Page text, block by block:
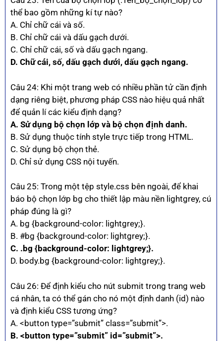
thể bao gồm những kí tự nào?
A. Chỉ chữ cái và số.
B. Chỉ chữ cái và dấu gạch dưới.
C. Chỉ chữ cái, số và dấu gạch ngang.
D. Chữ cái, số, dấu gạch dưới, dấu gạch ngang.
Câu 24: Khi một trang web có nhiều phần tử cần định
dạng riêng biệt, phương pháp CSS nào hiệu quả nhất
để quản lí các kiểu định dạng?
A. Sử dụng bộ chọn lớp và bộ chọn định danh.
B. Sử dụng thuộc tính style trực tiếp trong HTML.
C. Sử dụng bộ chọn thẻ.
D. Chỉ sử dụng CSS nội tuyến.
Câu 25: Trong một tệp style.css bên ngoài, để khai
báo bộ chọn lớp bg cho thiết lập màu nền lightgrey, cú
pháp đúng là gì?
A. bg {background-color: lightgrey;}.
B. #bg {background-color: lightgrey;}.
C. .bg {background-color: lightgrey;}.
D. body.bg {background-color: lightgrey;}.
Câu 26: Để định kiểu cho nút submit trong trang web
cá nhân, ta có thể gán cho nó một định danh (id) nào
và định kiểu CSS tương ứng?
A. <button type=”submit” class=”submit”>.
B. <button type=”submit” id=”submit”>.